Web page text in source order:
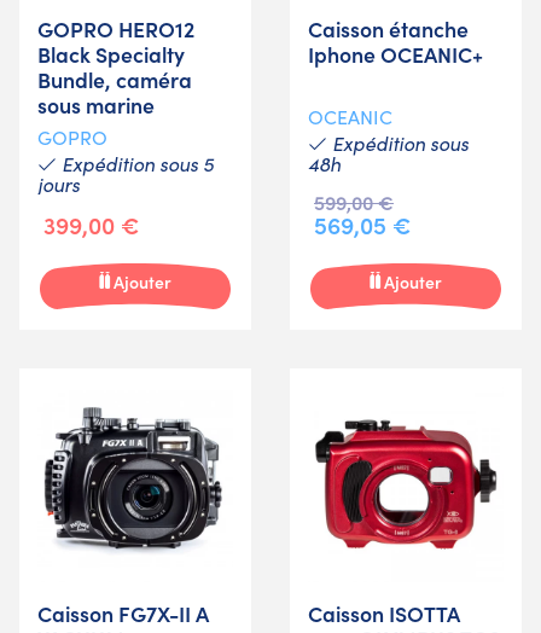
GOPRO HERO12
Black Specialty
Bundle, caméra
sous marine
GOPRO
Expédition sous 5
jours
399,00 €
Ajouter
Caisson étanche
Iphone OCEANIC+
OCEANIC
Expédition sous
48h
599,00 €
569,05 €
Ajouter
Caisson FG7X-II A
Caisson ISOTTA